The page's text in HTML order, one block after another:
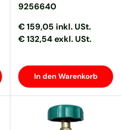
9256640
Normaler Preis
Normaler Preis
€ 159,05 inkl. USt.
€ 132,54 exkl. USt.
In den Warenkorb